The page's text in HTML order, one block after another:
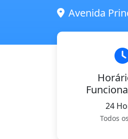
Avenida
24
Todos